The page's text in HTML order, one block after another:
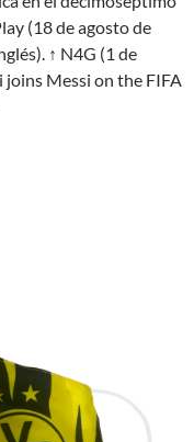
(18 de agosto de
↑ N4G (1 de
joins Messi on the FIFA